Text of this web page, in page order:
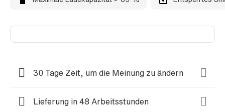
30 Tage Zeit, um die Meinung zu ändern
Lieferung in 48 Arbeitsstunden